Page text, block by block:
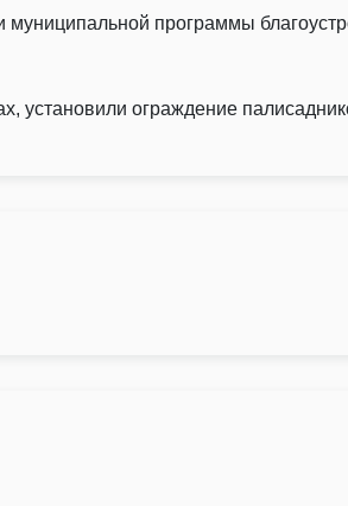
программы
установили ограждение